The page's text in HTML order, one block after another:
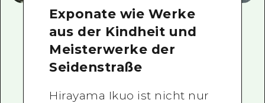
Exponate wie Werke
aus der Kindheit und
Meisterwerke der
Seidenstraße
Hirayama Ikuo ist nicht nur